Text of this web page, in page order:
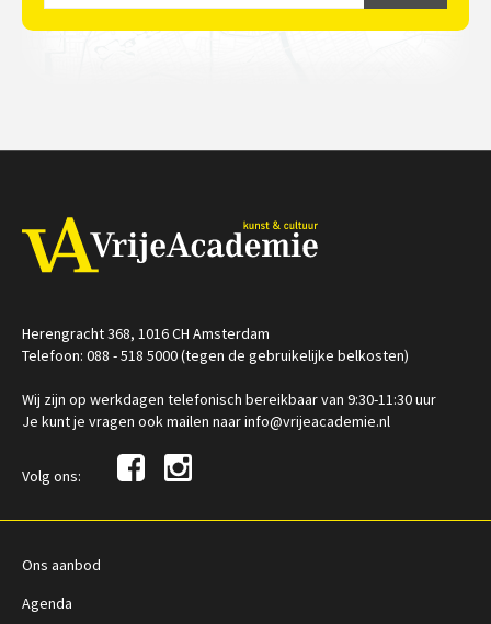
Herengracht 368, 1016 CH Amsterdam
Telefoon: 088 - 518 5000 (tegen de gebruikelijke belkosten)
Wij zijn op werkdagen telefonisch bereikbaar van 9:30-11:30 uur
Je kunt je vragen ook mailen naar info@vrijeacademie.nl
Volg ons:
Ons aanbod
Agenda